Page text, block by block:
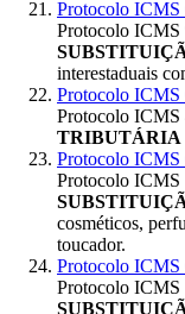
Protocolo ICMS
Protocolo ICMS
interestaduais
Protocolo ICMS
Protocolo ICMS
TRIBUTÁRIA
Protocolo ICMS
Protocolo ICMS
cosméticos,
toucador.
Protocolo ICMS
Protocolo ICMS